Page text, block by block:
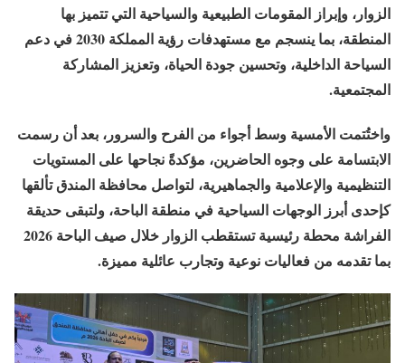
الزوار، وإبراز المقومات الطبيعية والسياحية التي تتميز بها
المنطقة، بما ينسجم مع مستهدفات رؤية المملكة 2030 في دعم
السياحة الداخلية، وتحسين جودة الحياة، وتعزيز المشاركة
المجتمعية.
واختُتمت الأمسية وسط أجواء من الفرح والسرور، بعد أن رسمت
الابتسامة على وجوه الحاضرين، مؤكدةً نجاحها على المستويات
التنظيمية والإعلامية والجماهيرية، لتواصل محافظة المندق تألقها
كإحدى أبرز الوجهات السياحية في منطقة الباحة، ولتبقى حديقة
الفراشة محطة رئيسية تستقطب الزوار خلال صيف الباحة 2026
بما تقدمه من فعاليات نوعية وتجارب عائلية مميزة.